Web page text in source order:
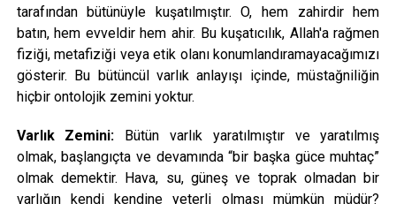
tarafından bütünüyle kuşatılmıştır. O, hem zahirdir hem
batın, hem evveldir hem ahir. Bu kuşatıcılık, Allah'a rağmen
fiziği, metafiziği veya etik olanı konumlandıramayacağımızı
gösterir. Bu bütüncül varlık anlayışı içinde, müstağniliğin
hiçbir ontolojik zemini yoktur.
Varlık Zemini: Bütün varlık yaratılmıştır ve yaratılmış
olmak, başlangıçta ve devamında “bir başka güce muhtaç”
olmak demektir. Hava, su, güneş ve toprak olmadan bir
varlığın kendi kendine yeterli olması mümkün müdür?